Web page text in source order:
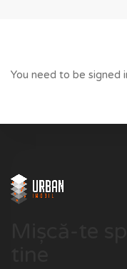
You need to be signed